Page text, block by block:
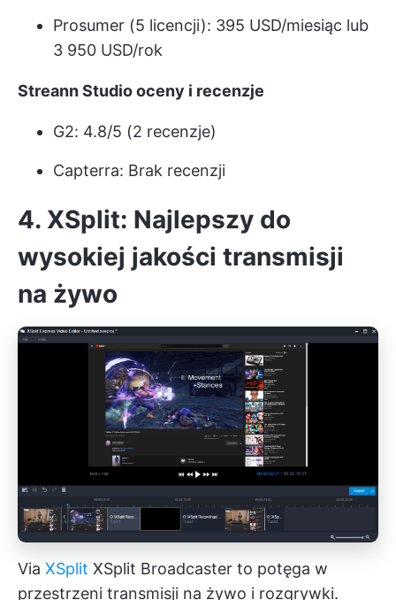
Prosumer (5 licencji): 395 USD/miesiąc lub
3 950 USD/rok
Streann Studio oceny i recenzje
G2: 4.8/5 (2 recenzje)
Capterra: Brak recenzji
4. XSplit: Najlepszy do
wysokiej jakości transmisji
na żywo
Via XSplit XSplit Broadcaster to potęga w
przestrzeni transmisji na żywo i rozgrywki.